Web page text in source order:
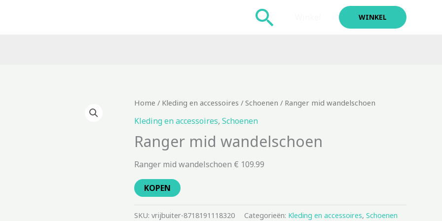
Zoeken WINKEL
Home / Kleding en accessoires / Schoenen / Ranger mid wandelschoen
Kleding en accessoires, Schoenen
Ranger mid wandelschoen
Ranger mid wandelschoen € 109.99
KOPEN
SKU: vrijbuiter-8718191118320 Categorieën: Kleding en accessoires, Schoenen